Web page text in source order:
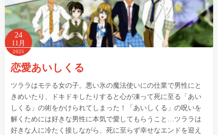
24
11月
2025
恋愛あいしくる
ツララはモテる女の子。悪い氷の魔法使いにの仕業で男性にと
きめいたり、ドキドキしたりすると心が凍って死に至る「あい
しくる」の術をかけられてしまった！「あいしくる」の呪いを
解くためには好きな男性に本気で愛してもらうこと…ツララは
好きな人に冷たく接しながら、死に至らず幸せなエンドを迎え